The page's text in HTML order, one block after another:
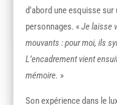
d’abord une esquisse
personnages. «Je laisse
mouvants : pour moi, ils
L’encadrement vient
mémoire. »
Son expérience dans le